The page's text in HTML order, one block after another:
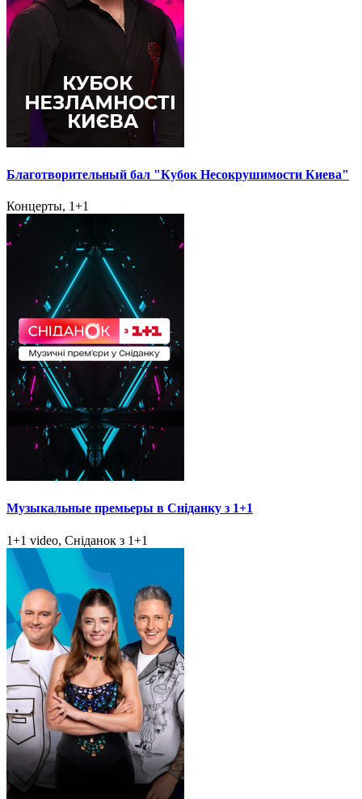
Благотворительный бал "Кубок Несокрушимости Киева"
Концерты, 1+1
Музыкальные премьеры в Сніданку з 1+1
1+1 video, Сніданок з 1+1